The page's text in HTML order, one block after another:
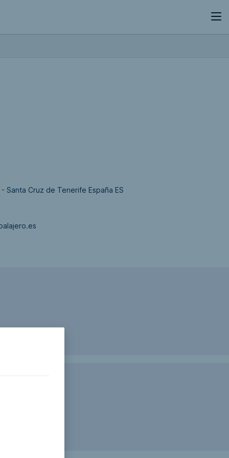
Santa Cruz de Tenerife España ES